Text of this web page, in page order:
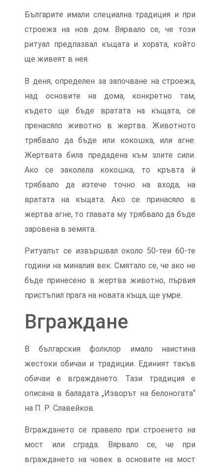
Българите имали специална традиция и при
строежа на нов дом. Вярвало се, че този
ритуал предпазвал къщата и хората, който
ще живеят в нея.
В деня, определен за започване на строежа,
над основите на дома, конкретно там,
където ще бъде вратата на къщата, се
пренасяло животно в жертва. Животното
трябвало да бъде или кокошка, или агне.
Жертвата била предадена към злите сили.
Ако се заколела кокошка, то кръвта ѝ
трябвало да изтече точно на входа, на
вратата на къщата. Ако се принасяло в
жертва агне, то главата му трябвало да бъде
заровена в земята.
Ритуалът се извършвал около 50-теи 60-те
години на миналия век. Смятало се, че ако не
бъде принесено в жертва животно, първия
пристъпил прага на новата къща, ще умре.
Вграждане
В българския фолклор имало наистина
жестоки обичаи и традиции. Единият такъв
обичаи е вграждането. Тази традиция е
описана в баладата „Изворът на белоногата“
на П. Р. Славейков.
Вграждането се правело при строенето на
мост или сграда. Вярвало се, че при
вграждането на човек в основите на мост